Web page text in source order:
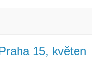
15, květen